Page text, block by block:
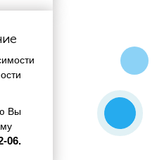
Вы
06.